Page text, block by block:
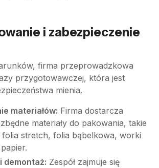
i zabezpieczenie
firma przeprowadzkowa
przygotowawczej, która jest
mienia.
materiałów: Firma dostarcza
materiały do pakowania, takie
stretch, folia bąbelkowa, worki
demontaż: Zespół zajmuje się